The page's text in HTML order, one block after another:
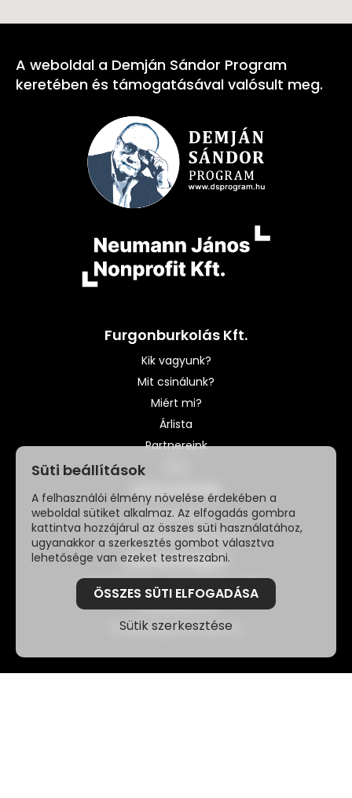
A weboldal a Demján Sándor Program
keretében és támogatásával valósult meg.
Furgonburkolás Kft.
Kik vagyunk?
Mit csinálunk?
Miért mi?
Árlista
Partnereink
Információk
Impresszum
Adatvédelmi szabályzat
Elérhetőségek
2040 Budaörs, Károly király út 145.
+36208289735
info@furgonburkolas.hu
Süti beállítások
A felhasználói élmény növelése érdekében a
weboldal sütiket alkalmaz. Az elfogadás gombra
kattintva hozzájárul az összes süti használatához,
ugyanakkor a szerkesztés gombot választva
lehetősége van ezeket testreszabni.
ÖSSZES SÜTI ELFOGADÁSA
Sütik szerkesztése